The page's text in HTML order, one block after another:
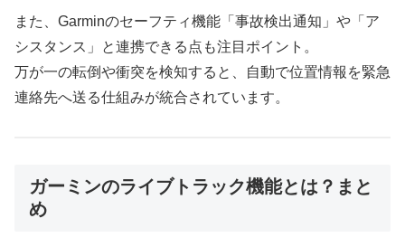
また、Garminのセーフティ機能「事故検出通知」や「ア
シスタンス」と連携できる点も注目ポイント。
万が一の転倒や衝突を検知すると、自動で位置情報を緊急
連絡先へ送る仕組みが統合されています。
ガーミンのライブトラック機能とは？まと
め